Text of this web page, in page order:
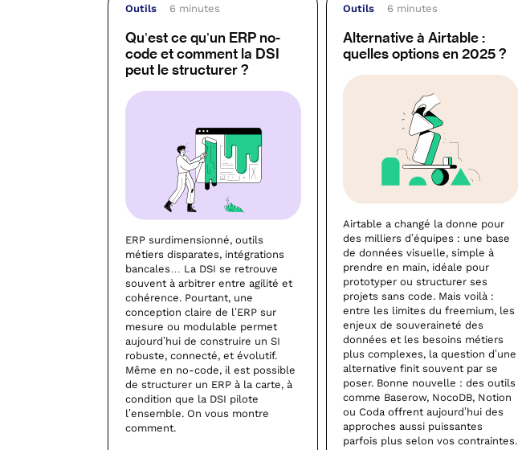
Outils 6 minutes
Qu’est ce qu’un ERP no-
code et comment la DSI
peut le structurer ?
ERP surdimensionné, outils
métiers disparates, intégrations
bancales… La DSI se retrouve
souvent à arbitrer entre agilité et
cohérence. Pourtant, une
conception claire de l’ERP sur
mesure ou modulable permet
aujourd’hui de construire un SI
robuste, connecté, et évolutif.
Même en no-code, il est possible
de structurer un ERP à la carte, à
condition que la DSI pilote
l’ensemble. On vous montre
comment.
Outils 6 minutes
Alternative à Airtable :
quelles options en 2025 ?
Airtable a changé la donne pour
des milliers d’équipes : une base
de données visuelle, simple à
prendre en main, idéale pour
prototyper ou structurer ses
projets sans code. Mais voilà :
entre les limites du freemium, les
enjeux de souveraineté des
données et les besoins métiers
plus complexes, la question d’une
alternative finit souvent par se
poser. Bonne nouvelle : des outils
comme Baserow, NocoDB, Notion
ou Coda offrent aujourd’hui des
approches aussi puissantes
parfois plus selon vos contraintes.